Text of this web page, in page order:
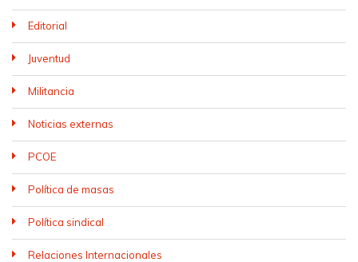
Editorial
Juventud
Militancia
Noticias externas
PCOE
Política de masas
Política sindical
Relaciones Internacionales